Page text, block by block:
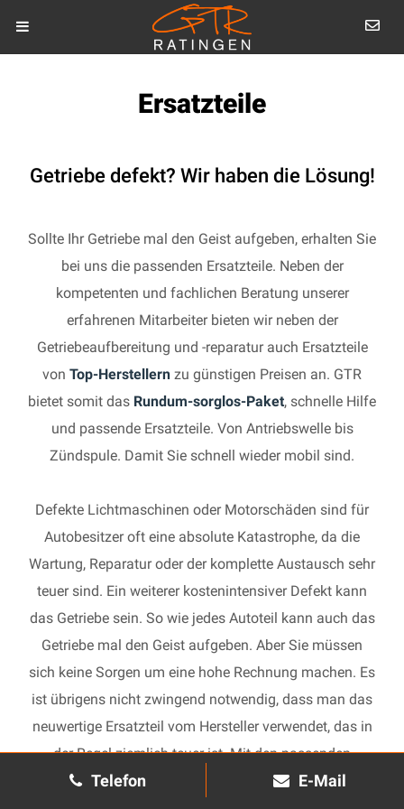
Telefon E-Mail
Ersatzteile
Getriebe defekt? Wir haben die Lösung!
Sollte Ihr Getriebe mal den Geist aufgeben, erhalten Sie
bei uns die passenden Ersatzteile. Neben der
kompetenten und fachlichen Beratung unserer
erfahrenen Mitarbeiter bieten wir neben der
Getriebeaufbereitung und -reparatur auch Ersatzteile
von Top-Herstellern zu günstigen Preisen an. GTR
bietet somit das Rundum-sorglos-Paket, schnelle Hilfe
und passende Ersatzteile. Von Antriebswelle bis
Zündspule. Damit Sie schnell wieder mobil sind.
Defekte Lichtmaschinen oder Motorschäden sind für
Autobesitzer oft eine absolute Katastrophe, da die
Wartung, Reparatur oder der komplette Austausch sehr
teuer sind. Ein weiterer kostenintensiver Defekt kann
das Getriebe sein. So wie jedes Autoteil kann auch das
Getriebe mal den Geist aufgeben. Aber Sie müssen
sich keine Sorgen um eine hohe Rechnung machen. Es
ist übrigens nicht zwingend notwendig, dass man das
neuwertige Ersatzteil vom Hersteller verwendet, das in
der Regel ziemlich teuer ist. Mit den passenden
Ersatzteilen kann jedes gebrauchte Getriebe schnell